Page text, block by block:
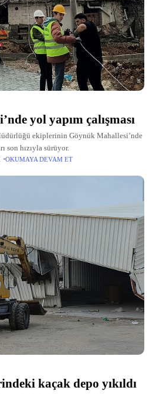
yol yapım çalışması
ekiplerinin Göynük Mahallesi’nde
son hızıyla sürüyor.
OKUMAYA DEVAM ET
kaçak depo yıkıldı